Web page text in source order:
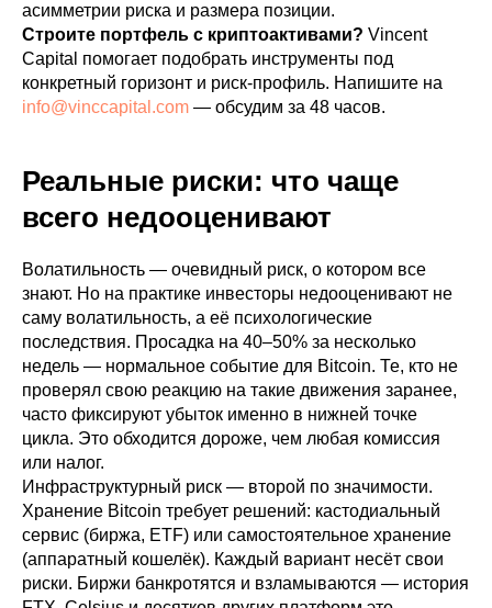
асимметрии риска и размера позиции.
Строите портфель с криптоактивами? Vincent
Capital помогает подобрать инструменты под
конкретный горизонт и риск-профиль. Напишите на
info@vinccapital.com — обсудим за 48 часов.
Реальные риски: что чаще
всего недооценивают
Волатильность — очевидный риск, о котором все
знают. Но на практике инвесторы недооценивают не
саму волатильность, а её психологические
последствия. Просадка на 40–50% за несколько
недель — нормальное событие для Bitcoin. Те, кто не
проверял свою реакцию на такие движения заранее,
часто фиксируют убыток именно в нижней точке
цикла. Это обходится дороже, чем любая комиссия
или налог.
Инфраструктурный риск — второй по значимости.
Хранение Bitcoin требует решений: кастодиальный
сервис (биржа, ETF) или самостоятельное хранение
(аппаратный кошелёк). Каждый вариант несёт свои
риски. Биржи банкротятся и взламываются — история